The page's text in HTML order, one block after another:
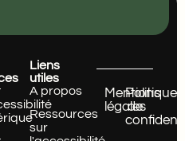
Liens
utiles
A propos
Ressources
sur
Mentions
légales
Politique
de